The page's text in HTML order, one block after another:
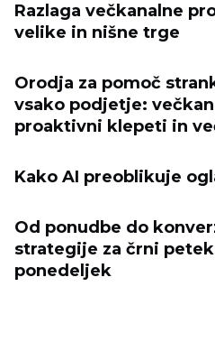
Razlaga večkanalne
velike in nišne trge
Orodja za pomoč
vsako podjetje:
proaktivni klepeti in
Kako AI preoblikuje
Od ponudbe do
strategije za črni
ponedeljek